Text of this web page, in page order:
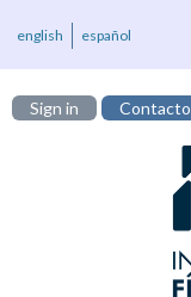
english español
Sign in Contacto